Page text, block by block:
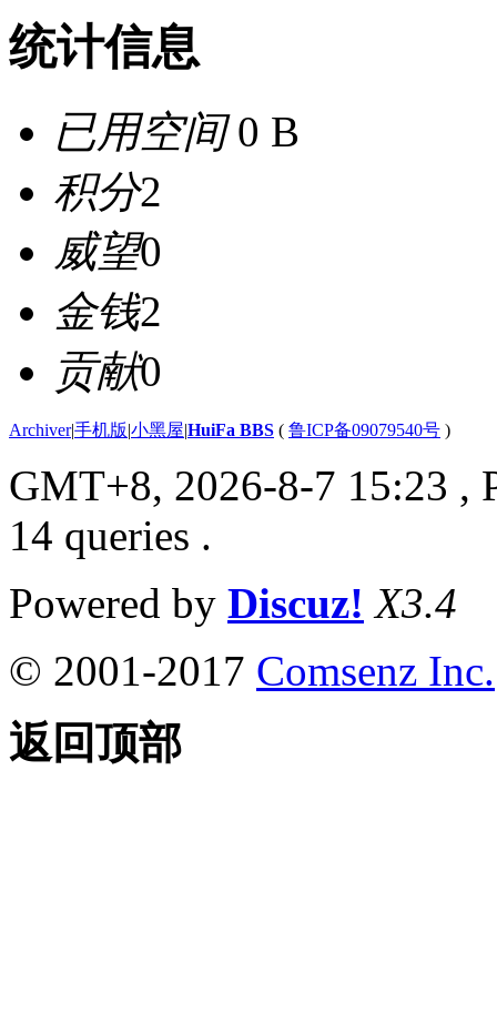
统计信息
已用空间0 B
积分2
威望0
金钱2
贡献0
Archiver|手机版|小黑屋|HuiFa BBS ( 鲁ICP备09079540号 )
GMT+8, 2026-8-7 15:23 ,
14 queries .
Powered by Discuz! X3.4
© 2001-2017 Comsenz Inc.
返回顶部